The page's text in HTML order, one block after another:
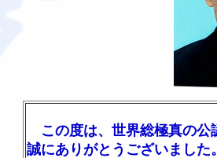
この度は、世界総極真の公
誠にありがとうございました